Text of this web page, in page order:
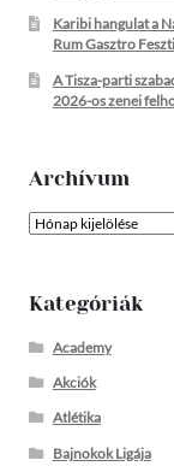
Karibi hangulat a
Rum Gasztro
A Tisza-parti
2026-os zenei
Archívum
Archívum
Kategóriák
Academy
Akciók
Atlétika
Bajnokok Ligája